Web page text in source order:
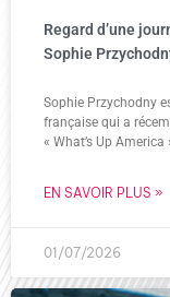
Regard d’une
Sophie
Sophie Przychodny
française qui a
« What’s Up America
EN SAVOIR PLUS »
01/07/2026